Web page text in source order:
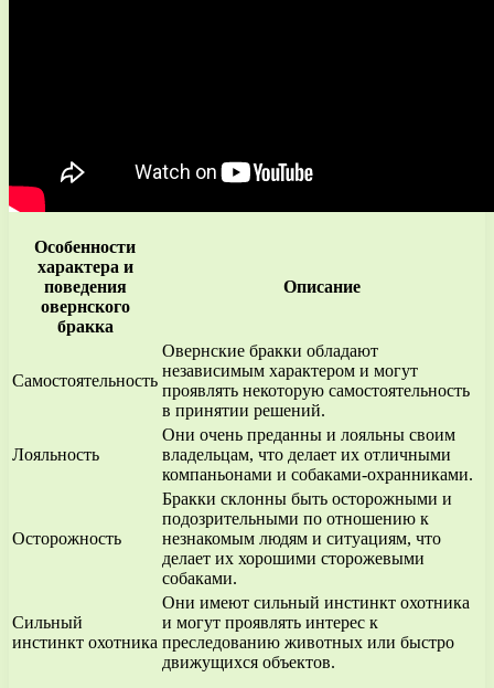
Особенности
характера и
поведения
овернского
бракка
Описание
Самостоятельность
Овернские бракки обладают
независимым характером и могут
проявлять некоторую самостоятельность
в принятии решений.
Лояльность
Они очень преданны и лояльны своим
владельцам, что делает их отличными
компаньонами и собаками-охранниками.
Осторожность
Бракки склонны быть осторожными и
подозрительными по отношению к
незнакомым людям и ситуациям, что
делает их хорошими сторожевыми
собаками.
Сильный
инстинкт охотника
Они имеют сильный инстинкт охотника
и могут проявлять интерес к
преследованию животных или быстро
движущихся объектов.